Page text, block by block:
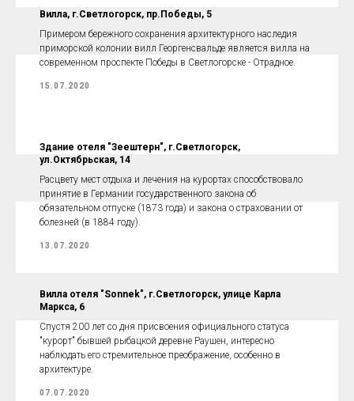
Вилла, г.Светлогорск, пр.Победы, 5
Примером бережного сохранения архитектурного наследия
приморской колонии вилл Георгенсвальде является вилла на
современном проспекте Победы в Светлогорске - Отрадное.
15.07.2020
Здание отеля "Зеештерн", г.Светлогорск,
ул.Октябрьская, 14
Расцвету мест отдыха и лечения на курортах способствовало
принятие в Германии государственного закона об
обязательном отпуске (1873 года) и закона о страховании от
болезней (в 1884 году).
13.07.2020
Вилла отеля "Sonnek", г.Светлогорск, улице Карла
Маркса, 6
Спустя 200 лет со дня присвоения официального статуса
"курорт" бывшей рыбацкой деревне Раушен, интересно
наблюдать его стремительное преображение, особенно в
архитектуре.
07.07.2020